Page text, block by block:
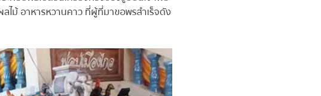
ไม้ อาหารหวานคาว ที่ผู้ที่มาขอพรสำเร็จดัง